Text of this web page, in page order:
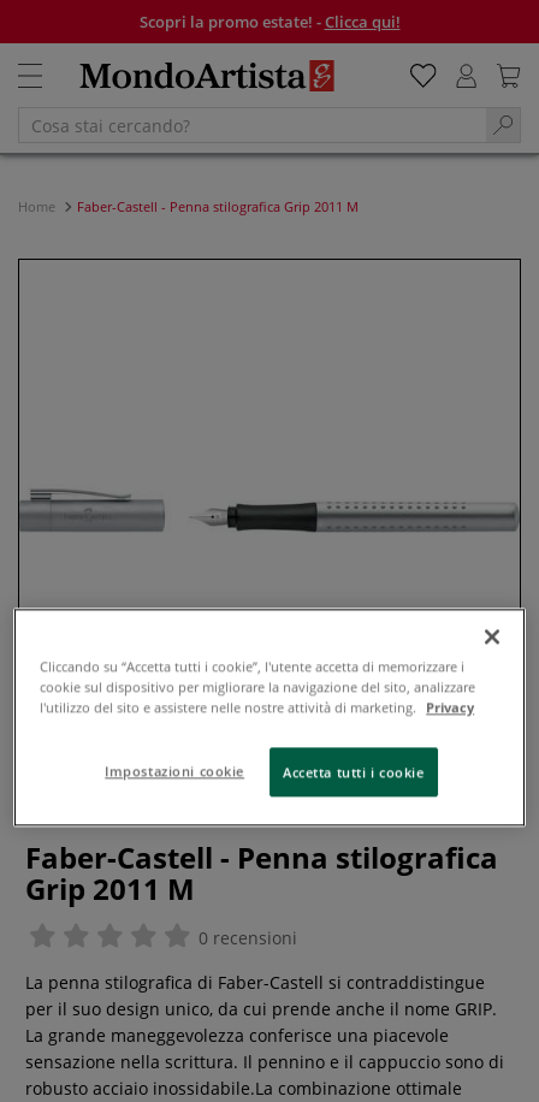
Scopri la promo estate! -Clicca qui!
Home Faber-Castell - Penna stilografica Grip 2011 M
Faber-Castell - Penna stilografica
Grip 2011 M
0 recensioni
La penna stilografica di Faber-Castell si contraddistingue
per il suo design unico, da cui prende anche il nome GRIP.
La grande maneggevolezza conferisce una piacevole
sensazione nella scrittura. Il pennino e il cappuccio sono di
robusto acciaio inossidabile.La combinazione ottimale
Cliccando su “Accetta tutti i cookie”, l'utente accetta di memorizzare i
cookie sul dispositivo per migliorare la navigazione del sito, analizzare
l'utilizzo del sito e assistere nelle nostre attività di marketing.
Privacy
Impostazioni cookie Accetta tutti i cookie